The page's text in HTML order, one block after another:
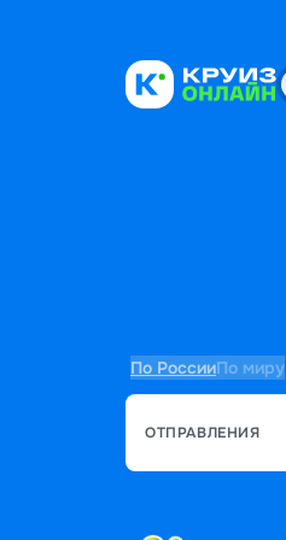
По РоссииПо миру
ОТПРАВЛЕНИЯ